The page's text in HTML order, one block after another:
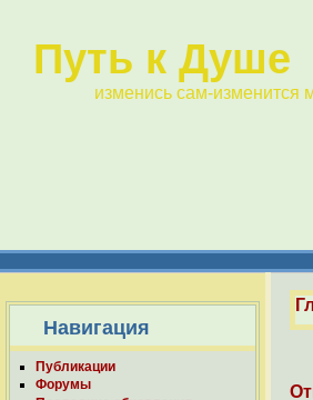
Путь к Душе
изменись сам-изменится
Навигация
Публикации
Форумы